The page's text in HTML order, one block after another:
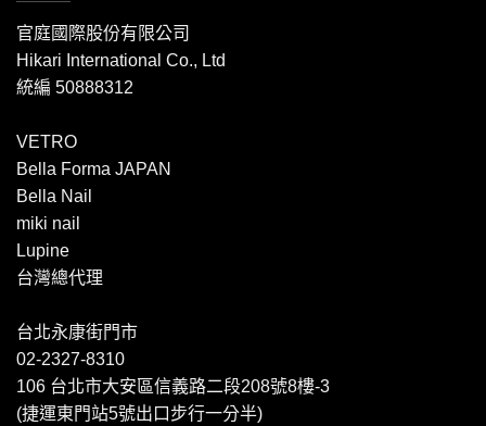
官庭國際股份有限公司
Hikari International Co., Ltd
統編 50888312
VETRO
Bella Forma JAPAN
Bella Nail
miki nail
Lupine
台灣總代理
台北永康街門市
02-2327-8310
106 台北市大安區信義路二段208號8樓-3
(捷運東門站5號出口步行一分半)